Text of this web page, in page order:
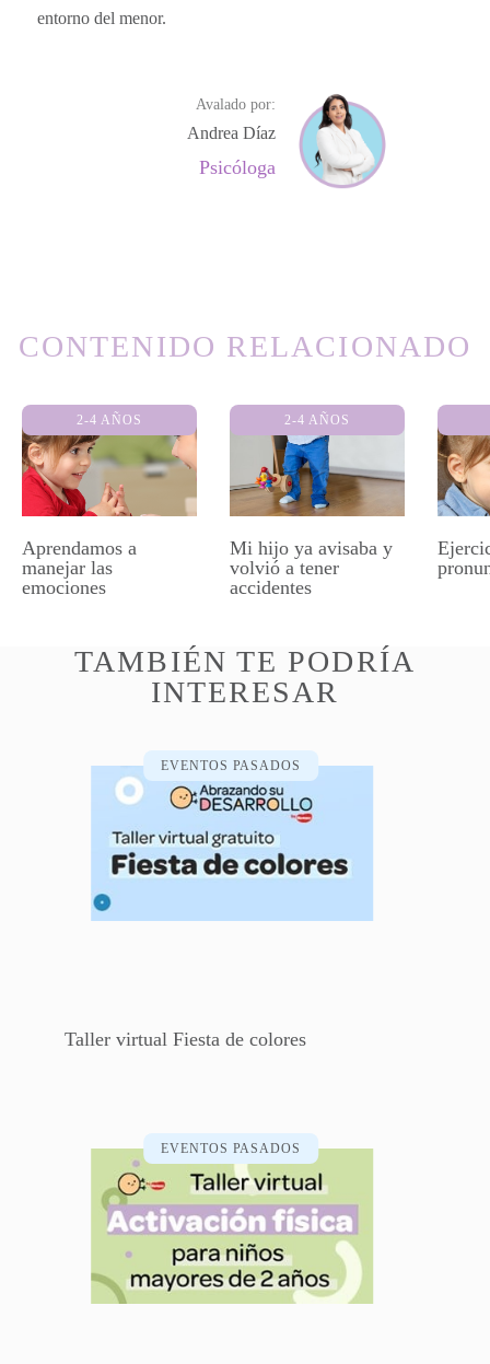
Avalado por:
Andrea Díaz
Psicóloga
entorno del menor.
CONTENIDO RELACIONADO
2-4 AÑOS
Aprendamos a
manejar las
emociones
2-4 AÑOS
Mi hijo ya avisaba y
volvió a tener
accidentes
TAMBIÉN TE PODRÍA
INTERESAR
EVENTOS PASADOS
Taller virtual Fiesta de colores
EVENTOS PASADOS